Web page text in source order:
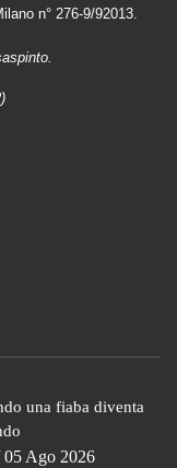
n° 276-9/92013.
una fiaba diventa
05 Ago 2026